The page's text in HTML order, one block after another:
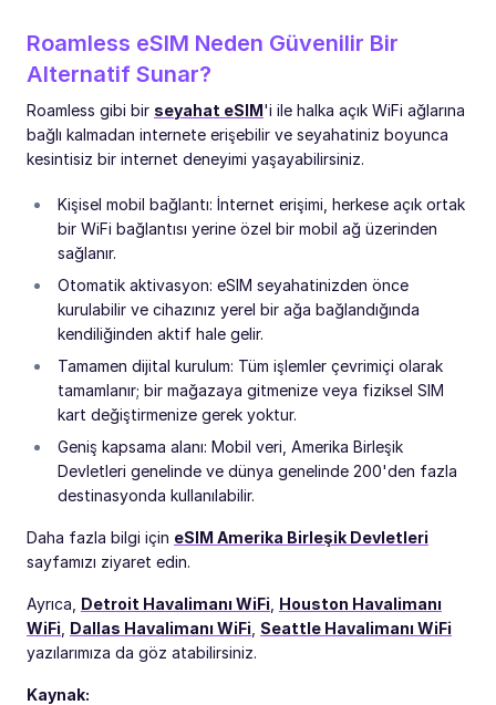
Roamless eSIM Neden Güvenilir Bir
Alternatif Sunar?
Roamless gibi bir seyahat eSIM'i ile halka açık WiFi ağlarına
bağlı kalmadan internete erişebilir ve seyahatiniz boyunca
kesintisiz bir internet deneyimi yaşayabilirsiniz.
Kişisel mobil bağlantı: İnternet erişimi, herkese açık ortak
bir WiFi bağlantısı yerine özel bir mobil ağ üzerinden
sağlanır.
Otomatik aktivasyon: eSIM seyahatinizden önce
kurulabilir ve cihazınız yerel bir ağa bağlandığında
kendiliğinden aktif hale gelir.
Tamamen dijital kurulum: Tüm işlemler çevrimiçi olarak
tamamlanır; bir mağazaya gitmenize veya fiziksel SIM
kart değiştirmenize gerek yoktur.
Geniş kapsama alanı: Mobil veri, Amerika Birleşik
Devletleri genelinde ve dünya genelinde 200'den fazla
destinasyonda kullanılabilir.
Daha fazla bilgi için eSIM Amerika Birleşik Devletleri
sayfamızı ziyaret edin.
Ayrıca, Detroit Havalimanı WiFi Houston Havalimanı
WiFi Dallas Havalimanı WiFi Seattle Havalimanı WiFi
yazılarımıza da göz atabilirsiniz.
Kaynak: